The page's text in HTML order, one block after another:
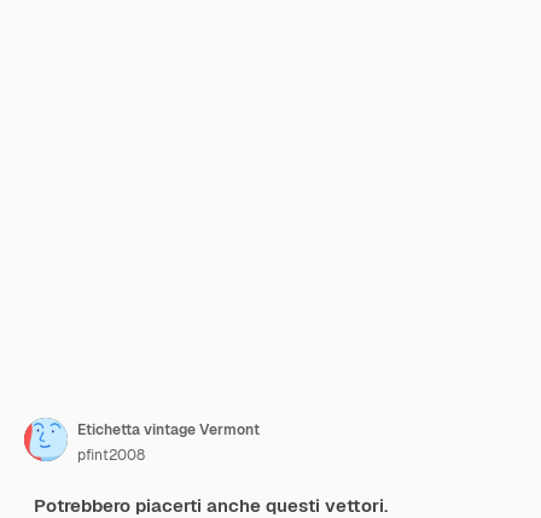
Etichetta vintage Vermont
pfint2008
Potrebbero piacerti anche questi vettori.